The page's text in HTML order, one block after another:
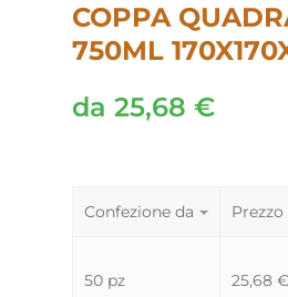
COPPA
750ML
da25,68€
Confezione da Prezzo
50 pz 25,68€